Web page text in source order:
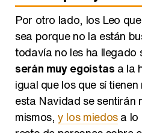
Por otro lado, los Leo
sea porque no la están
todavía no les ha llegado
serán muy egoístasa la
igual que los que sí
esta Navidad se sentirán
mismos,y los miedosa lo
resto de personas sobre